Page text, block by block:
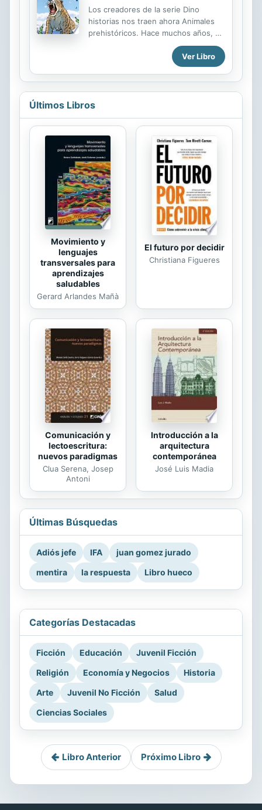
Los creadores de la serie Dino
historias nos traen ahora Animales
prehistóricos. Hace muchos años, en
América rondaba un vicioso
depredador: el tigre dientes de
sable. En formato de cómic, este
libro sigue los pasos de un dientes
de sable macho que ha sido
desterrado de su manada. Desde
manadas y como sobrevivían los
exiliados, Dientes de sable muestra
cómo podría haber sido la vida de
estos grandes y pesados
depredadores extintos.
Ver Libro
Últimos Libros
Movimiento y
lenguajes
transversales para
aprendizajes
saludables
Gerard Arlandes Mañà
El futuro por decidir
Christiana Figueres
Comunicación y
lectoescritura:
nuevos paradigmas
Clua Serena, Josep
Antoni
Introducción a la
arquitectura
contemporánea
José Luis Madia
Últimas Búsquedas
Adiós jefe IFA
juan gomez jurado
mentira
la respuesta Libro hueco
Categorías Destacadas
Ficción Educación
Juvenil Ficción
Religión
Economía y Negocios
Historia
Arte
Juvenil No Ficción
Salud
Ciencias Sociales
Libro Anterior Próximo Libro